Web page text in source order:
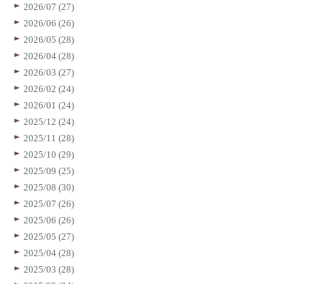
2026/07 (27)
2026/06 (26)
2026/05 (28)
2026/04 (28)
2026/03 (27)
2026/02 (24)
2026/01 (24)
2025/12 (24)
2025/11 (28)
2025/10 (29)
2025/09 (25)
2025/08 (30)
2025/07 (26)
2025/06 (26)
2025/05 (27)
2025/04 (28)
2025/03 (28)